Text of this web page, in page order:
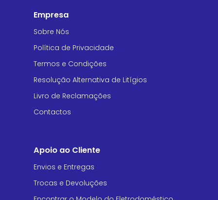
Empresa
Sobre Nós
Política de Privacidade
Termos e Condições
Resolução Alternativa de Litígios
Livro de Reclamações
Contactos
Apoio ao Cliente
Envios e Entregas
Trocas e Devoluções